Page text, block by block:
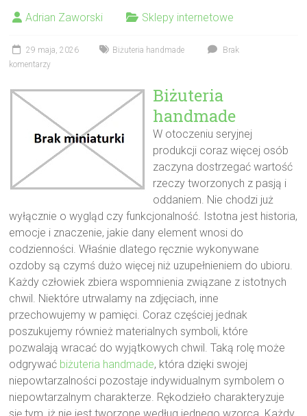
Adrian Zaworski Sklepy internetowe
29 maja, 2026 Biżuteria handmade
Brak
komentarzy
Biżuteria
handmade
W otoczeniu seryjnej
produkcji coraz więcej osób
zaczyna dostrzegać wartość
rzeczy tworzonych z pasją i
oddaniem. Nie chodzi już
wyłącznie o wygląd czy funkcjonalność. Istotna jest historia,
emocje i znaczenie, jakie dany element wnosi do
codzienności. Właśnie dlatego ręcznie wykonywane
ozdoby są czymś dużo więcej niż uzupełnieniem do ubioru.
Każdy człowiek zbiera wspomnienia związane z istotnych
chwil. Niektóre utrwalamy na zdjęciach, inne
przechowujemy w pamięci. Coraz częściej jednak
poszukujemy również materialnych symboli, które
pozwalają wracać do wyjątkowych chwil. Taką rolę może
odgrywać biżuteria handmade, która dzięki swojej
niepowtarzalności pozostaje indywidualnym symbolem o
niepowtarzalnym charakterze. Rękodzieło charakteryzuje